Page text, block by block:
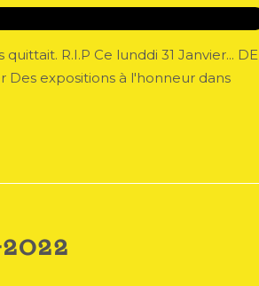
R.I.P Ce lunddi 31 Janvier... DE
Des expositions à l'honneur dans